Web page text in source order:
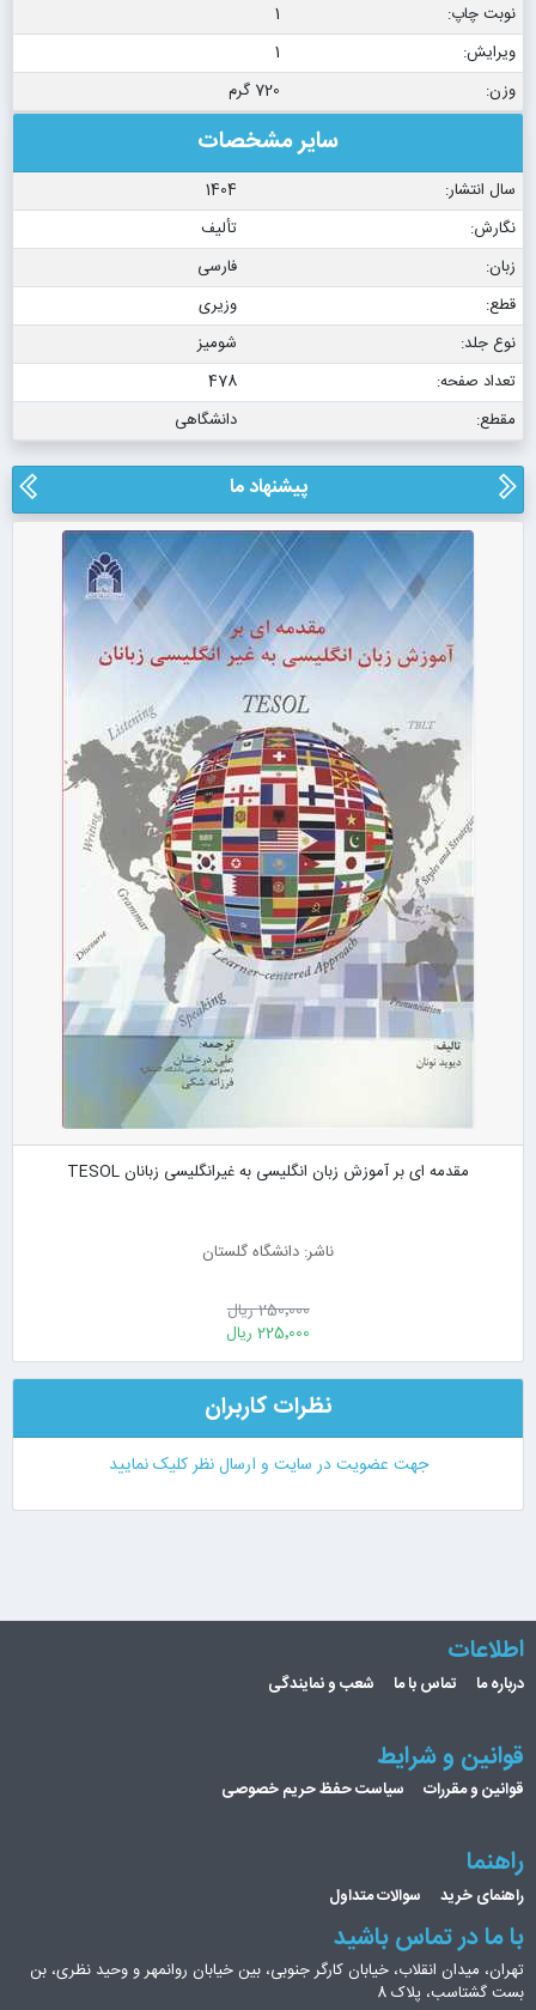
نوبت چاپ:
1
ویرایش:
1
وزن:
720 گرم
سایر مشخصات
سال انتشار:
1404
نگارش:
تألیف
زبان:
فارسی
قطع:
وزیری
نوع جلد:
شومیز
تعداد صفحه:
478
مقطع:
دانشگاهی
پیشنهاد ما
مقدمه ای بر آموزش زبان انگلیسی به غیرانگلیسی زبانان TESOL
ناشر: دانشگاه گلستان
250٬000 ریال
225٬000 ریال
نظرات کاربران
جهت عضویت در سایت و ارسال نظر کلیک نمایید
اطلاعات
درباره ما تماس با ما شعب و نمایندگی
قوانین و شرایط
قوانین و مقررات سیاست حفظ حریم خصوصی
راهنما
راهنمای خرید سوالات متداول
با ما در تماس باشید
تهران، میدان انقلاب، خیابان کارگر جنوبی، بین خیابان روانمهر و وحید نظری، بن
بست گشتاسب، پلاک 8